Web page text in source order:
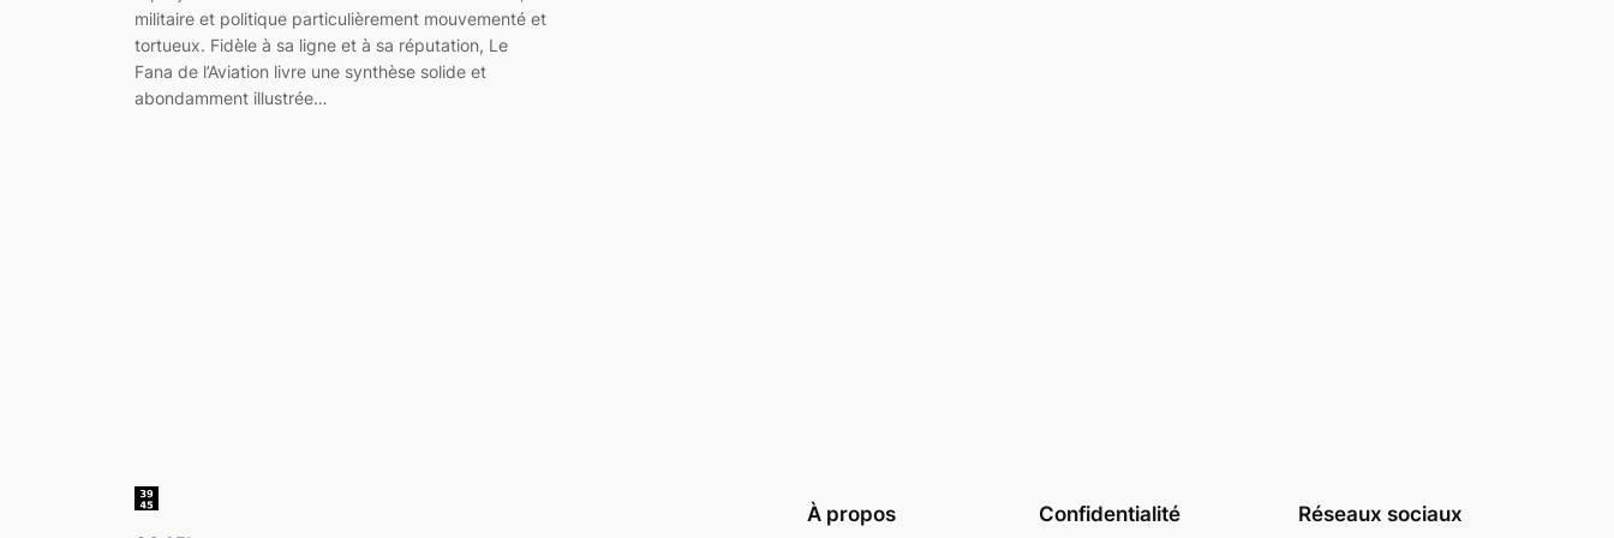
militaire et politique particulièrement mouvementé et
tortueux. Fidèle à sa ligne et à sa réputation, Le
Fana de l’Aviation livre une synthèse solide et
abondamment illustrée…
À propos Confidentialité Réseaux sociaux